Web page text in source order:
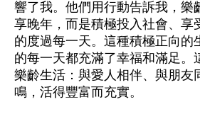
響了我。他們用行動告訴我，樂
享晚年，而是積極投入社會、享
的度過每一天。這種積極正向的
的每一天都充滿了幸福和滿足。
樂齡生活：與愛人相伴、與朋友
鳴，活得豐富而充實。